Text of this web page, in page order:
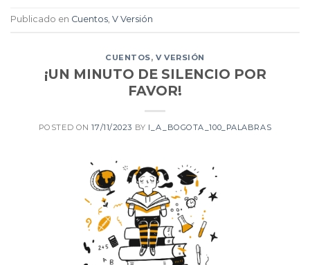
Publicado en Cuentos, V Versión
CUENTOS, V VERSIÓN
¡UN MINUTO DE SILENCIO POR
FAVOR!
POSTED ON17/11/2023 BY I_A_BOGOTA_100_PALABRAS